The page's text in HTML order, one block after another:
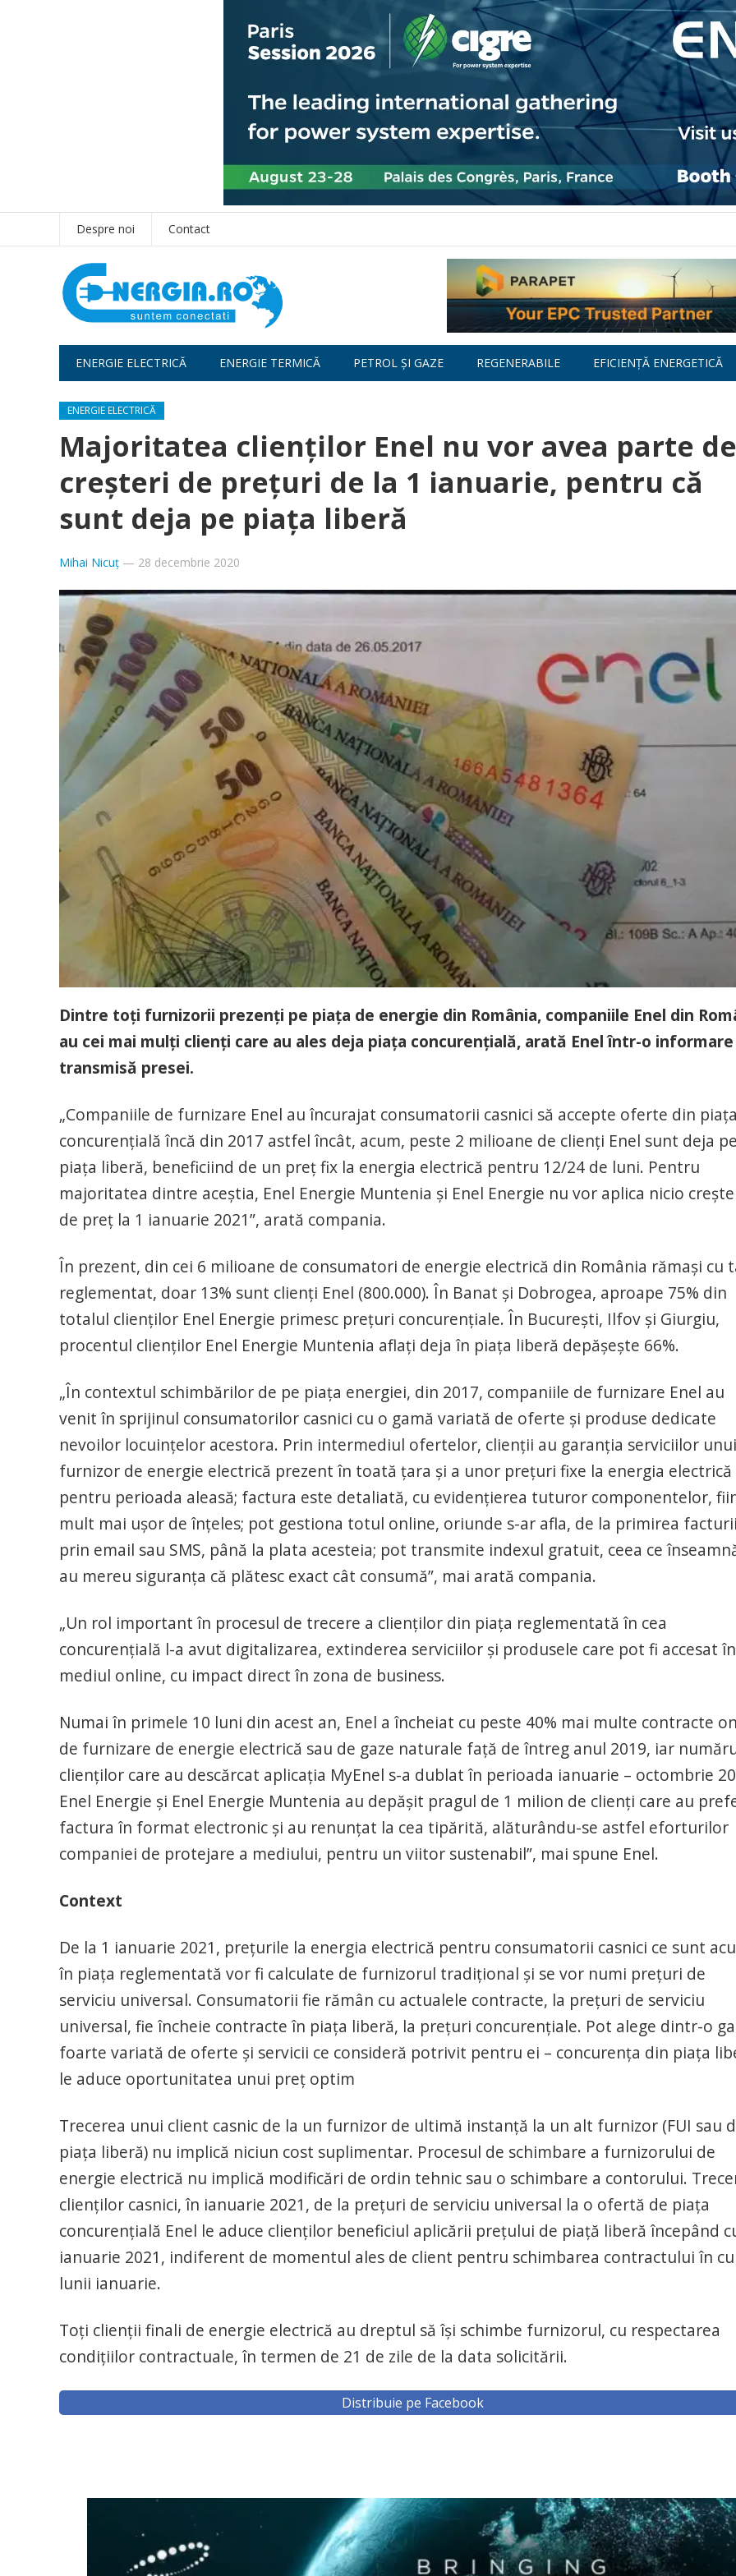
Despre noi Contact
ENERGIE ELECTRICĂ ENERGIE TERMICĂ PETROL ȘI GAZE REGENERABILE EFICIENȚĂ ENERGETICĂ
ENERGIE ELECTRICĂ
Majoritatea clienților Enel nu vor avea parte de
creșteri de prețuri de la 1 ianuarie, pentru că
sunt deja pe piața liberă
Mihai Nicuț — 28 decembrie 2020
Dintre toți furnizorii prezenți pe piața de energie din România, companiile Enel din
au cei mai mulți clienți care au ales deja piața concurențială, arată Enel într-o informare
transmisă presei.
„Companiile de furnizare Enel au încurajat consumatorii casnici să accepte oferte din
concurențială încă din 2017 astfel încât, acum, peste 2 milioane de clienți Enel sunt deja
piața liberă, beneficiind de un preț fix la energia electrică pentru 12/24 de luni. Pentru
majoritatea dintre aceștia, Enel Energie Muntenia și Enel Energie nu vor aplica nicio
de preț la 1 ianuarie 2021”, arată compania.
În prezent, din cei 6 milioane de consumatori de energie electrică din România rămași cu
reglementat, doar 13% sunt clienți Enel (800.000). În Banat și Dobrogea, aproape 75% din
totalul clienților Enel Energie primesc prețuri concurențiale. În București, Ilfov și Giurgiu,
procentul clienților Enel Energie Muntenia aflați deja în piața liberă depășește 66%.
„În contextul schimbărilor de pe piața energiei, din 2017, companiile de furnizare Enel au
venit în sprijinul consumatorilor casnici cu o gamă variată de oferte și produse dedicate
nevoilor locuințelor acestora. Prin intermediul ofertelor, clienții au garanția serviciilor unui
furnizor de energie electrică prezent în toată țara și a unor prețuri fixe la energia electrică
pentru perioada aleasă; factura este detaliată, cu evidențierea tuturor componentelor,
mult mai ușor de înțeles; pot gestiona totul online, oriunde s-ar afla, de la primirea
prin email sau SMS, până la plata acesteia; pot transmite indexul gratuit, ceea ce
au mereu siguranța că plătesc exact cât consumă”, mai arată compania.
„Un rol important în procesul de trecere a clienților din piața reglementată în cea
concurențială l-a avut digitalizarea, extinderea serviciilor și produsele care pot fi accesat în
mediul online, cu impact direct în zona de business.
Numai în primele 10 luni din acest an, Enel a încheiat cu peste 40% mai multe contracte
de furnizare de energie electrică sau de gaze naturale față de întreg anul 2019, iar
clienților care au descărcat aplicația MyEnel s-a dublat în perioada ianuarie – octombrie
Enel Energie și Enel Energie Muntenia au depășit pragul de 1 milion de clienți care au
factura în format electronic și au renunțat la cea tipărită, alăturându-se astfel eforturilor
companiei de protejare a mediului, pentru un viitor sustenabil”, mai spune Enel.
Context
De la 1 ianuarie 2021, preţurile la energia electrică pentru consumatorii casnici ce sunt
în piața reglementată vor fi calculate de furnizorul tradiţional şi se vor numi preţuri de
serviciu universal. Consumatorii fie rămân cu actualele contracte, la preţuri de serviciu
universal, fie încheie contracte în piaţa liberă, la prețuri concurențiale. Pot alege dintr-o
foarte variată de oferte și servicii ce consideră potrivit pentru ei – concurența din piața
le aduce oportunitatea unui preț optim
Trecerea unui client casnic de la un furnizor de ultimă instanță la un alt furnizor (FUI sau
piața liberă) nu implică niciun cost suplimentar. Procesul de schimbare a furnizorului de
energie electrică nu implică modificări de ordin tehnic sau o schimbare a contorului.
clienților casnici, în ianuarie 2021, de la prețuri de serviciu universal la o ofertă de piața
concurențială Enel le aduce clienților beneficiul aplicării prețului de piață liberă începând
ianuarie 2021, indiferent de momentul ales de client pentru schimbarea contractului în
lunii ianuarie.
Toţi clienţii finali de energie electrică au dreptul să îşi schimbe furnizorul, cu respectarea
condiţiilor contractuale, în termen de 21 de zile de la data solicitării.
Distribuie pe Facebook